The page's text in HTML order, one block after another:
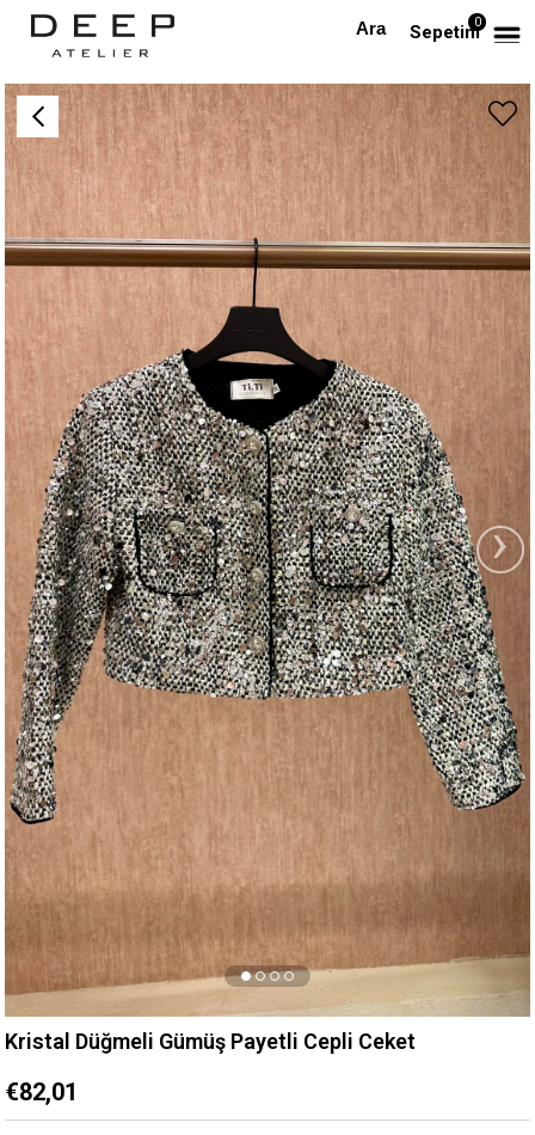
Sepetim0
Anasayfa DIŞ GİYİM Kristal Düğmeli Gümüş Payetli Cepli Ceket
›
Kristal Düğmeli Gümüş Payetli Cepli Ceket
€82,01